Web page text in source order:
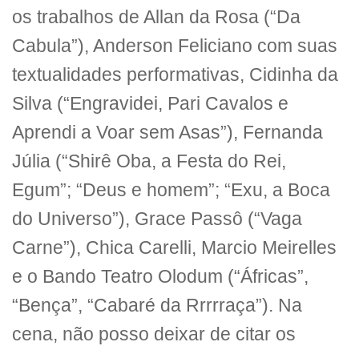
os trabalhos de Allan da Rosa (“Da
Cabula”), Anderson Feliciano com suas
textualidades performativas, Cidinha da
Silva (“Engravidei, Pari Cavalos e
Aprendi a Voar sem Asas”), Fernanda
Júlia (“Shirê Oba, a Festa do Rei,
Egum”; “Deus e homem”; “Exu, a Boca
do Universo”), Grace Passô (“Vaga
Carne”), Chica Carelli, Marcio Meirelles
e o Bando Teatro Olodum (“Áfricas”,
“Bença”, “Cabaré da Rrrrraça”). Na
cena, não posso deixar de citar os